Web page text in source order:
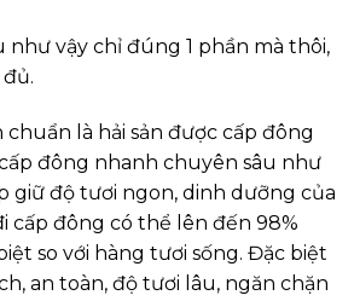
như vậy chỉ đúng 1 phần mà thôi,
chuẩn là hải sản được cấp đông
đông nhanh chuyên sâu như
giữ độ tươi ngon, dinh dưỡng của
cấp đông có thể lên đến 98%
so với hàng tươi sống. Đặc biệt
an toàn, độ tươi lâu, ngăn chặn